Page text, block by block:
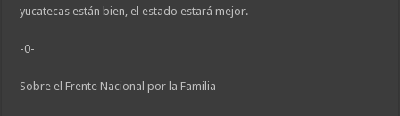
yucatecas están bien, el estado estará mejor.
-0-
Sobre el Frente Nacional por la Familia